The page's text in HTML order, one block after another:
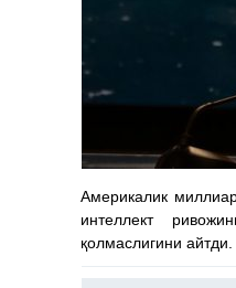
Америкалик
интеллект
қолмаслигини айтди.